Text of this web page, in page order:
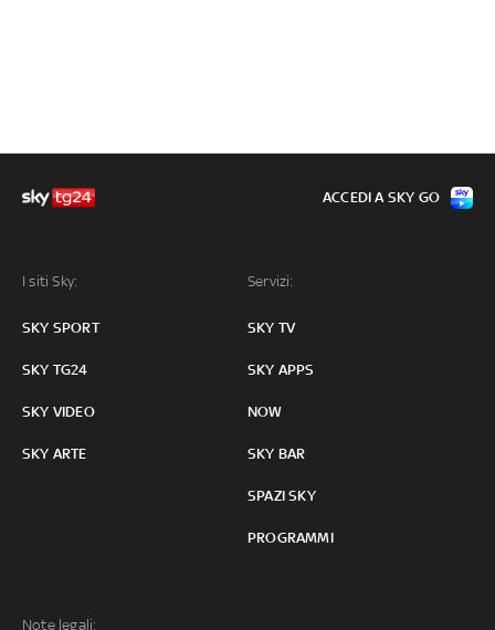
I siti Sky:
SKY SPORT
SKY TG24
SKY VIDEO
SKY ARTE
Servizi:
SKY TV
SKY APPS
NOW
SKY BAR
SPAZI SKY
PROGRAMMI
Note legali:
ACCEDI A SKY GO